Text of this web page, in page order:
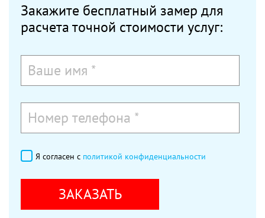
Закажите бесплатный замер для
расчета точной стоимости услуг:
Я согласен с политикой конфиденциальности
ЗАКАЗАТЬ